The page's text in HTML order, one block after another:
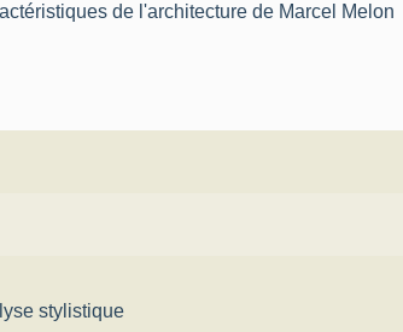
de l'architecture de Marcel Melon
: l'aile sur la rue du château d'eau accueille
à la rue, est en rez-de-chaussée. Il est a
des volumes et le choix des
stylistique